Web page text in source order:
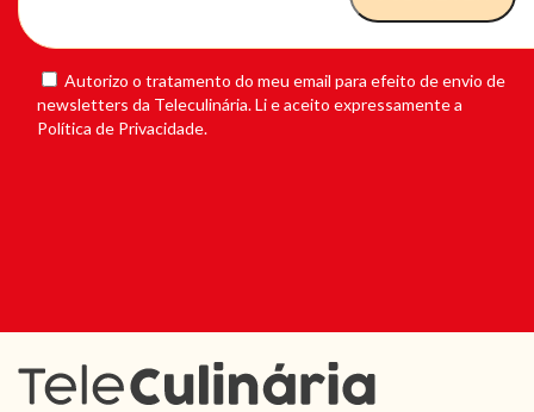
Autorizo o tratamento do meu email para efeito de envio de
newsletters da Teleculinária. Li e aceito expressamente a
Política de Privacidade.